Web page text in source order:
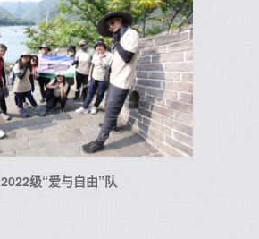
2022级“爱与自由”队